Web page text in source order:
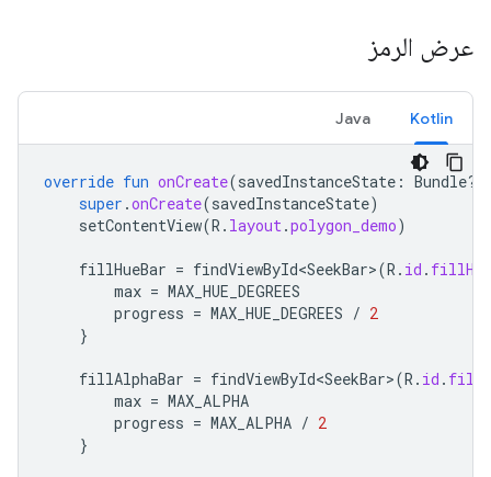
عرض الرمز
Kotlin
Java
override fun onCreate(savedInstanceState : Bundle?)
super .onCreate(savedInstanceState)
setContentView(R . layout.polygon_demo)
fillHueBar = findViewById<SeekBar>(R . id .
max = MAX_HUE_DEGREES
progress = MAX_HUE_DEGREES / 2
}
fillAlphaBar = findViewById<SeekBar>(R . id .
max = MAX_ALPHA
progress = MAX_ALPHA / 2
}